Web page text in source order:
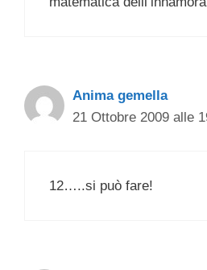
Anima gemella
21 Ottobre 2009 alle
12…..si può fare!